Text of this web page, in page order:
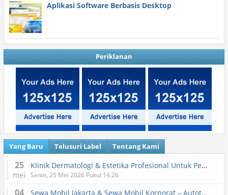
Aplikasi Software Berbasis Desktop
Periklanan
Yang Baru Telusuri Label Tentang Kami
25
mei
Klinik Dermatologi & Estetika Profesional Untuk Perawatan Kulit dan Kecantikan
Senin, 25 Mei 2026 Pukul 14.26
04 Sewa Mobil Jakarta & Sewa Mobil Korporat – Autotranz Indonesia